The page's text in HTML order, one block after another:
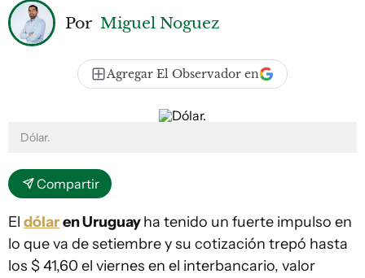
Por Miguel Noguez
Agregar El Observador en
Dólar.
Compartir
El dólaren Uruguayha tenido un fuerte impulso en
lo que va de setiembre y su cotización trepó hasta
los $ 41,60 el viernes en el interbancario, valor